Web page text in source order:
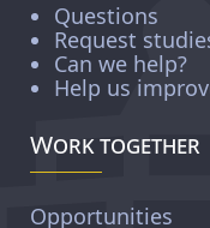
Questions
Request
Can we help?
Help us
Work together
Opportunities